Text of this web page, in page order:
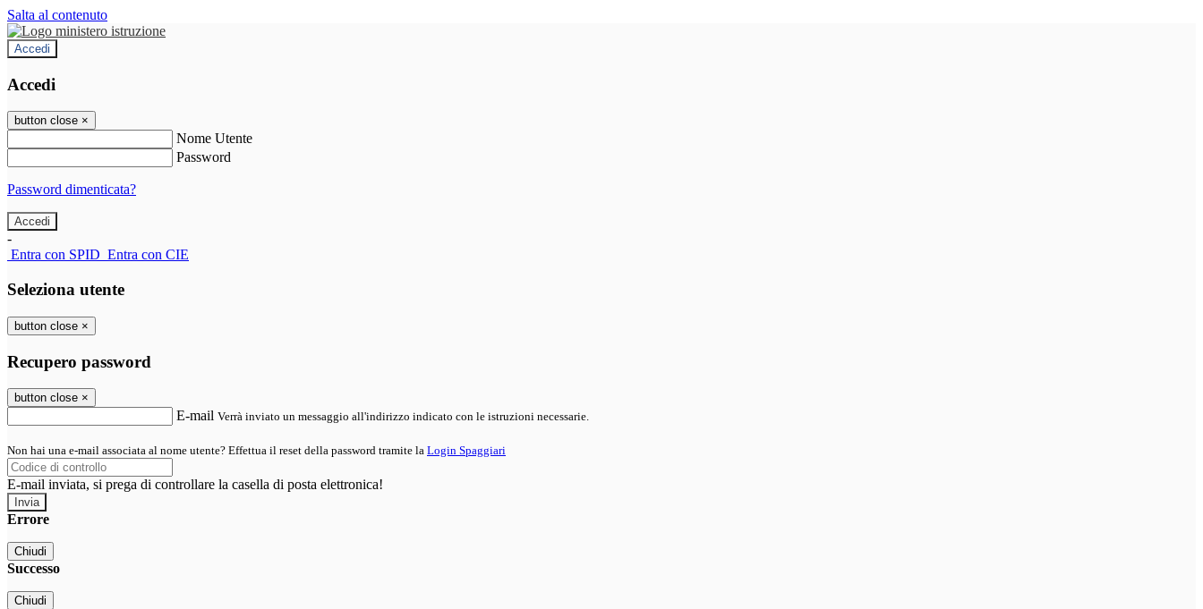
Salta al contenuto
Accedi
Accedi
button close ×
Nome Utente
Password
Password dimenticata?
-
Entra con SPID Entra con CIE
Seleziona utente
button close ×
Recupero password
button close ×
E-mail Verrà inviato un messaggio all'indirizzo indicato con le istruzioni necessarie.
Non hai una e-mail associata al nome utente? Effettua il reset della password tramite la Login Spaggiari
E-mail inviata, si prega di controllare la casella di posta elettronica!
Errore
Chiudi
Successo
Chiudi